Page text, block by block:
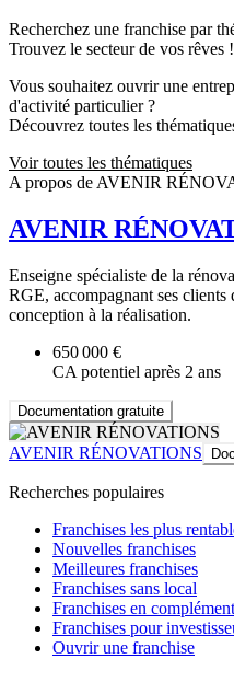
Recherchez une franchise par
Trouvez le secteur de vos rêves !
Vous souhaitez ouvrir une
d'activité particulier ?
Découvrez toutes les
Voir toutes les thématiques
A propos de AVENIR
AVENIR
Enseigne spécialiste de la
RGE, accompagnant ses clients
conception à la réalisation.
650 000 €
CA potentiel après 2 ans
Documentation gratuite
AVENIR RÉNOVATIONS
Recherches populaires
Franchises les plus
Nouvelles franchises
Meilleures franchises
Franchises sans local
Franchises en
Franchises pour
Ouvrir une franchise